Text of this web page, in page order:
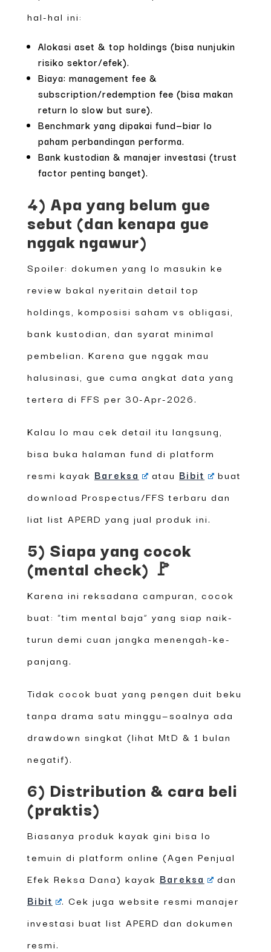
hal-hal ini:
Alokasi aset & top holdings (bisa nunjukin
risiko sektor/efek).
Biaya: management fee &
subscription/redemption fee (bisa makan
return lo slow but sure).
Benchmark yang dipakai fund—biar lo
paham perbandingan performa.
Bank kustodian & manajer investasi (trust
factor penting banget).
4) Apa yang belum gue
sebut (dan kenapa gue
nggak ngawur)
Spoiler: dokumen yang lo masukin ke
review bakal nyeritain detail top
holdings, komposisi saham vs obligasi,
bank kustodian, dan syarat minimal
pembelian. Karena gue nggak mau
halusinasi, gue cuma angkat data yang
tertera di FFS per 30-Apr-2026.
Kalau lo mau cek detail itu langsung,
bisa buka halaman fund di platform
resmi kayak Bareksa atau Bibit
buat
download Prospectus/FFS terbaru dan
liat list APERD yang jual produk ini.
5) Siapa yang cocok
(mental check) 🚩
Karena ini reksadana campuran, cocok
buat: “tim mental baja” yang siap naik-
turun demi cuan jangka menengah-ke-
panjang.
Tidak cocok buat yang pengen duit beku
tanpa drama satu minggu—soalnya ada
drawdown singkat (lihat MtD & 1 bulan
negatif).
6) Distribution & cara beli
(praktis)
Biasanya produk kayak gini bisa lo
temuin di platform online (Agen Penjual
Efek Reksa Dana) kayak Bareksa
dan
Bibit
. Cek juga website resmi manajer
investasi buat list APERD dan dokumen
resmi.